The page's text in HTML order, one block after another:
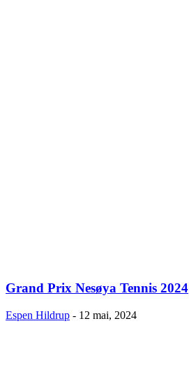
Grand Prix Nesøya Tennis 2024
Espen Hildrup - 12 mai, 2024